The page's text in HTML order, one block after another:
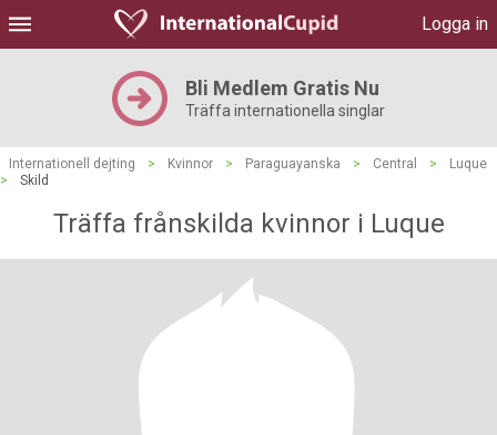
Logga in
Bli Medlem Gratis Nu
Träffa internationella singlar
Internationell dejting > Kvinnor > Paraguayanska > Central >
Luque
>
Skild
Träffa frånskilda kvinnor i Luque